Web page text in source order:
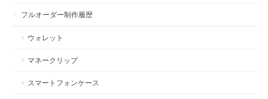
フルオーダー制作履歴
ウォレット
マネークリップ
スマートフォンケース